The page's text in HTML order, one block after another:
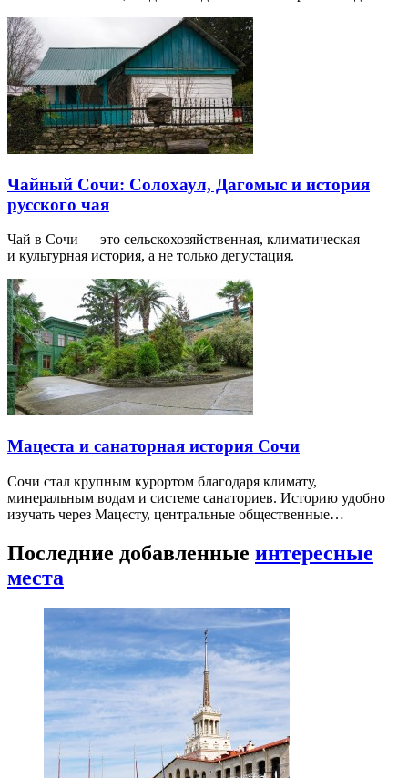
Чайный Сочи: Солохаул, Дагомыс и история
русского чая
Чай в Сочи — это сельскохозяйственная, климатическая
и культурная история, а не только дегустация.
Мацеста и санаторная история Сочи
Сочи стал крупным курортом благодаря климату,
минеральным водам и системе санаториев. Историю удобно
изучать через Мацесту, центральные общественные…
Последние добавленные интересные
места